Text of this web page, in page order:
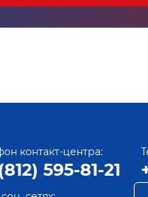
контакт-центра:
595-81-21